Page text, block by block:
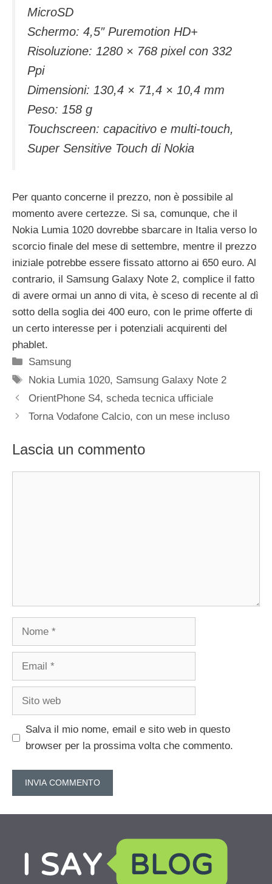
MicroSD
Schermo: 4,5″ Puremotion HD+
Risoluzione: 1280 × 768 pixel con 332
Ppi
Dimensioni: 130,4 × 71,4 × 10,4 mm
Peso: 158 g
Touchscreen: capacitivo e multi-touch,
Super Sensitive Touch di Nokia
Per quanto concerne il prezzo, non è possibile al
momento avere certezze. Si sa, comunque, che il
Nokia Lumia 1020 dovrebbe sbarcare in Italia verso lo
scorcio finale del mese di settembre, mentre il prezzo
iniziale potrebbe essere fissato attorno ai 650 euro. Al
contrario, il Samsung Galaxy Note 2, complice il fatto
di avere ormai un anno di vita, è sceso di recente al dì
sotto della soglia dei 400 euro, con le prime offerte di
un certo interesse per i potenziali acquirenti del
phablet.
Categorie
Samsung
Tag
Nokia Lumia 1020, Samsung Galaxy Note 2
OrientPhone S4, scheda tecnica ufficiale
Torna Vodafone Calcio, con un mese incluso
Lascia un commento
Nome
Email
Sito
Salva il mio nome, email e sito web in questo
browser per la prossima volta che commento.